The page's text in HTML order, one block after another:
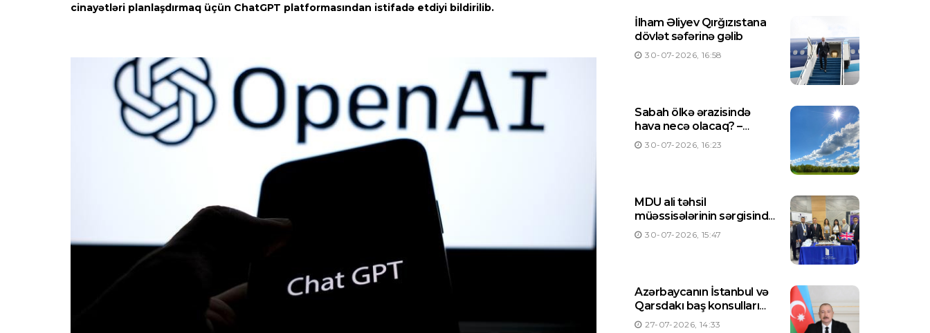
cinayətləri planlaşdırmaq üçün ChatGPT platformasından istifadə etdiyi bildirilib.
İlham Əliyev Qırğızıstana
dövlət səfərinə gəlib
30-07-2026, 16:58
Sabah ölkə ərazisində
hava necə olacaq? –
PROQNOZ
30-07-2026, 16:23
MDU ali təhsil
müəssisələrinin sərgisində
təmsil olunur
30-07-2026, 15:47
Azərbaycanın İstanbul və
Qarsdakı baş konsulları
dəyişdirilib
27-07-2026, 14:33